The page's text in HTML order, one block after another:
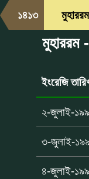
১৪১৩ মুহাররম
মুহাররম
ইংরেজি
২-জুলাই-
৩-জুলাই-
৪-জুলাই-